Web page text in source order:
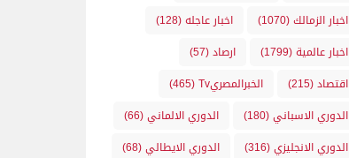
اخبار الزمالك(1070) اخبار عاجله(128)
اخبار عالمية(1799) ارصاد(57)
اقتصاد(215) الخبرالمصريTv
(465)
الدوري الاسباني(180) الدوري الالماني(66)
الدوري الانجليزي(316) الدوري الايطالي(68)